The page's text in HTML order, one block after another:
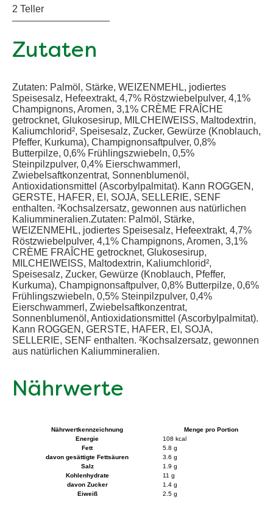
2 Teller
Zutaten
Zutaten: Palmöl, Stärke, WEIZENMEHL, jodiertes
Speisesalz, Hefeextrakt, 4,7% Röstzwiebelpulver, 4,1%
Champignons, Aromen, 3,1% CRÈME FRAÎCHE
getrocknet, Glukosesirup, MILCHEIWEISS, Maltodextrin,
Kaliumchlorid², Speisesalz, Zucker, Gewürze (Knoblauch,
Pfeffer, Kurkuma), Champignonsaftpulver, 0,8%
Butterpilze, 0,6% Frühlingszwiebeln, 0,5%
Steinpilzpulver, 0,4% Eierschwammerl,
Zwiebelsaftkonzentrat, Sonnenblumenöl,
Antioxidationsmittel (Ascorbylpalmitat). Kann ROGGEN,
GERSTE, HAFER, EI, SOJA, SELLERIE, SENF
enthalten. ²Kochsalzersatz, gewonnen aus natürlichen
Kaliummineralien.Zutaten: Palmöl, Stärke,
WEIZENMEHL, jodiertes Speisesalz, Hefeextrakt, 4,7%
Röstzwiebelpulver, 4,1% Champignons, Aromen, 3,1%
CRÈME FRAÎCHE getrocknet, Glukosesirup,
MILCHEIWEISS, Maltodextrin, Kaliumchlorid²,
Speisesalz, Zucker, Gewürze (Knoblauch, Pfeffer,
Kurkuma), Champignonsaftpulver, 0,8% Butterpilze, 0,6%
Frühlingszwiebeln, 0,5% Steinpilzpulver, 0,4%
Eierschwammerl, Zwiebelsaftkonzentrat,
Sonnenblumenöl, Antioxidationsmittel (Ascorbylpalmitat).
Kann ROGGEN, GERSTE, HAFER, EI, SOJA,
SELLERIE, SENF enthalten. ²Kochsalzersatz, gewonnen
aus natürlichen Kaliummineralien.
Nährwerte
Nährwertkennzeichnung
Menge pro Portion
Energie
108 kcal
Fett
5.8 g
davon gesättigte Fettsäuren
3.6 g
Salz
1.9 g
Kohlenhydrate
11 g
davon Zucker
1.4 g
Eiweiß
2.5 g